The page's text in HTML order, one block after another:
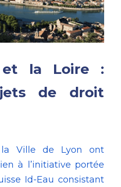
et la Loire :
de droit
Ville de Lyon ont
à l’initiative portée
Id-Eau consistant